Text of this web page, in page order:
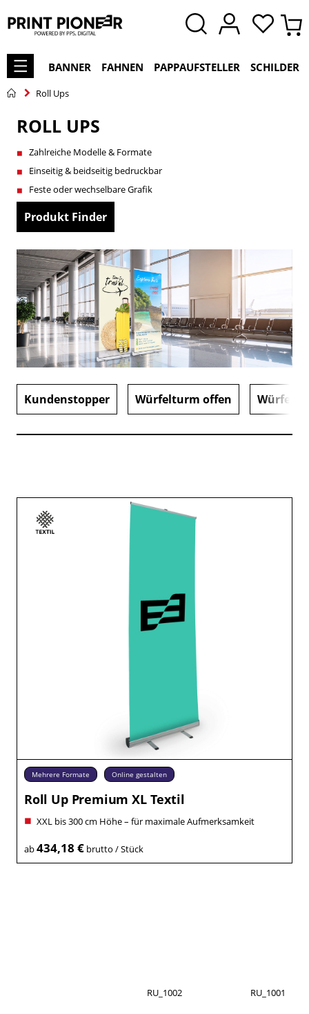
BANNER FAHNEN PAPPAUFSTELLER SCHILDER
Roll Ups
ROLL UPS
Zahlreiche Modelle & Formate
Einseitig & beidseitig bedruckbar
Feste oder wechselbare Grafik
Produkt Finder
Kundenstopper Würfelturm offen
Mehrere Formate Online gestalten
Roll Up Premium XL Textil
XXL bis 300 cm Höhe – für maximale Aufmerksamkeit
ab434,18 €brutto / Stück
RU_1002 RU_1001